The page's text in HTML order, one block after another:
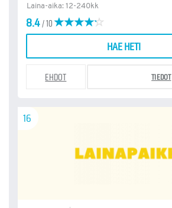
Laina-aika: 12-240kk
8.4/ 10
HAE HETI
EHDOT TIEDOT
16